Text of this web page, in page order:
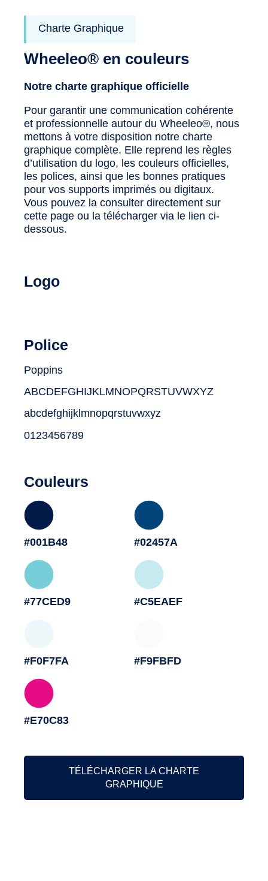
Charte Graphique
Wheeleo® en couleurs
Notre charte graphique officielle
Pour garantir une communication cohérente
et professionnelle autour du Wheeleo®, nous
mettons à votre disposition notre charte
graphique complète. Elle reprend les règles
d’utilisation du logo, les couleurs officielles,
les polices, ainsi que les bonnes pratiques
pour vos supports imprimés ou digitaux.
Vous pouvez la consulter directement sur
cette page ou la télécharger via le lien ci-
dessous.
Logo
Police
Poppins
ABCDEFGHIJKLMNOPQRSTUVWXYZ
abcdefghijklmnopqrstuvwxyz
0123456789
Couleurs
#001B48 #02457A
#77CED9 #C5EAEF
#F0F7FA #F9FBFD
#E70C83
TÉLÉCHARGER LA CHARTE
GRAPHIQUE